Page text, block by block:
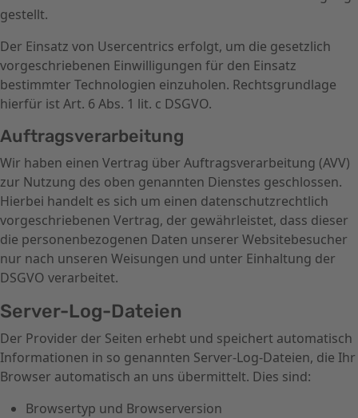
gestellt.
Der Einsatz von Usercentrics erfolgt, um die gesetzlich
vorgeschriebenen Einwilligungen für den Einsatz
bestimmter Technologien einzuholen. Rechtsgrundlage
hierfür ist Art. 6 Abs. 1 lit. c DSGVO.
Auftragsverarbeitung
Wir haben einen Vertrag über Auftragsverarbeitung (AVV)
zur Nutzung des oben genannten Dienstes geschlossen.
Hierbei handelt es sich um einen datenschutzrechtlich
vorgeschriebenen Vertrag, der gewährleistet, dass dieser
die personenbezogenen Daten unserer Websitebesucher
nur nach unseren Weisungen und unter Einhaltung der
DSGVO verarbeitet.
Server-Log-Dateien
Der Provider der Seiten erhebt und speichert automatisch
Informationen in so genannten Server-Log-Dateien, die Ihr
Browser automatisch an uns übermittelt. Dies sind:
Browsertyp und Browserversion